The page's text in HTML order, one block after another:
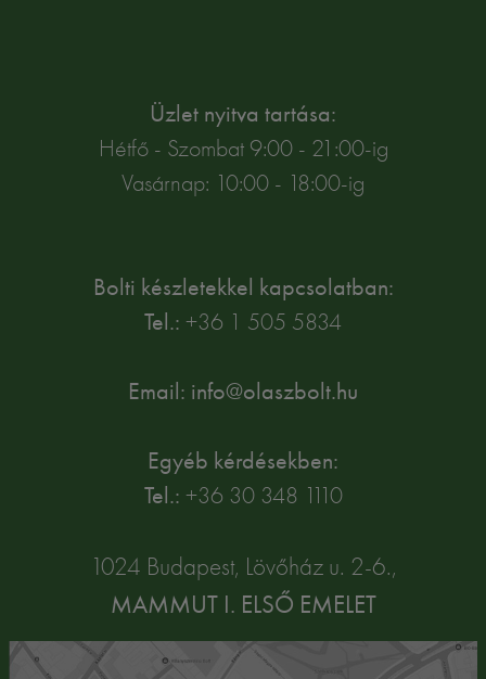
Üzlet nyitva tartása:
Hétfő - Szombat 9:00 - 21:00-ig
Vasárnap: 10:00 - 18:00-ig
Bolti készletekkel kapcsolatban:
Tel.: +36 1 505 5834
Email: info@olaszbolt.hu
Egyéb kérdésekben:
Tel.: +36 30 348 1110
1024 Budapest, Lövőház u. 2-6.,
MAMMUT I. ELSŐ EMELET